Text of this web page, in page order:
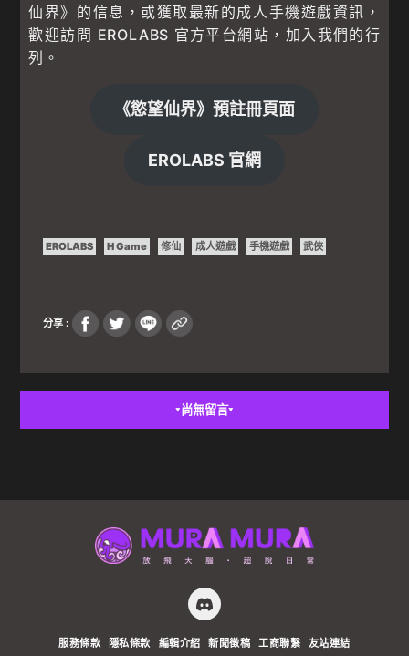
仙界》的信息，或獲取最新的成人手機遊戲資訊，
歡迎訪問 EROLABS 官方平台網站，加入我們的行
列。
《慾望仙界》預註冊頁面
EROLABS 官網
EROLABS H Game 修仙 成人遊戲 手機遊戲 武俠
分享 :
▼ 尚無留言▼
服務條款 隱私條款 編輯介紹 新聞徵稿 工商聯繫 友站連結